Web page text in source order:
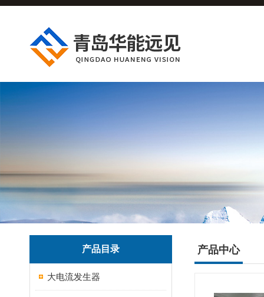
产品目录
大电流发生器
产品中心